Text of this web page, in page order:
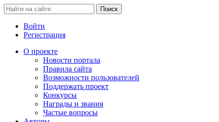
Войти
Регистрация
О проекте
Новости портала
Правила сайта
Возможности пользователей
Поддержать проект
Конкурсы
Награды и звания
Частые вопросы